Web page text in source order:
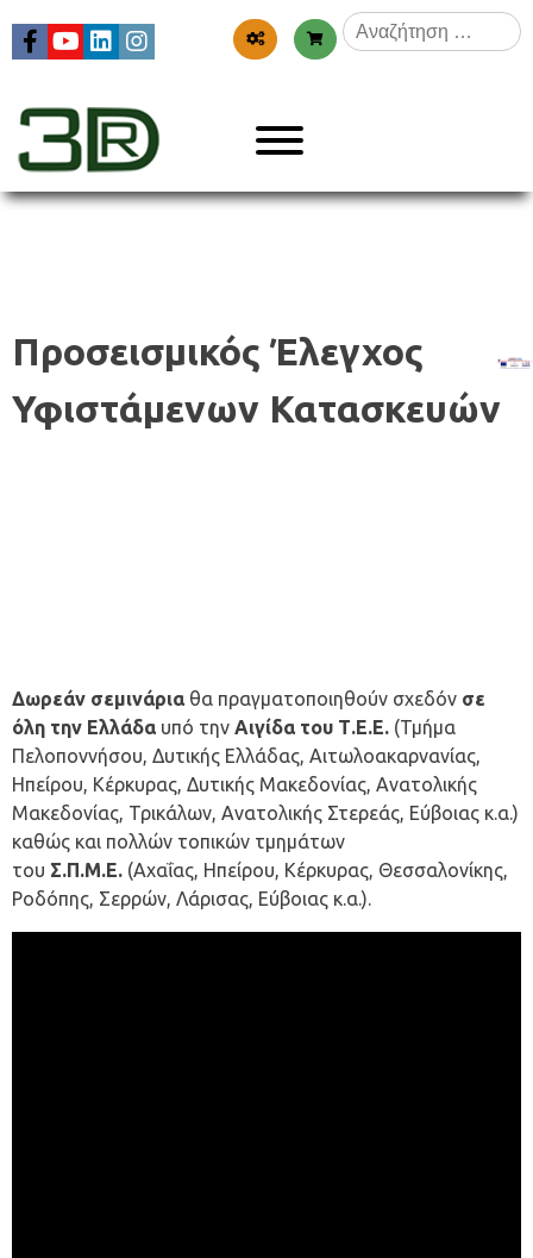
Αναζήτηση
για:
3dr
Προσεισμικός Έλεγχος
Υφιστάμενων Κατασκευών
Δωρεάν σεμινάρια θα πραγματοποιηθούν σχεδόν σε
όλη την Ελλάδαυπό την Αιγίδα του Τ.Ε.Ε. (Τμήμα
Πελοποννήσου, Δυτικής Ελλάδας, Αιτωλοακαρνανίας,
Ηπείρου, Κέρκυρας, Δυτικής Μακεδονίας, Ανατολικής
Μακεδονίας, Τρικάλων, Ανατολικής Στερεάς, Εύβοιας κ.α.)
καθώς και πολλών τοπικών τμημάτων
του Σ.Π.Μ.Ε. (Αχαΐας, Ηπείρου, Κέρκυρας, Θεσσαλονίκης,
Ροδόπης, Σερρών, Λάρισας, Εύβοιας κ.α.).